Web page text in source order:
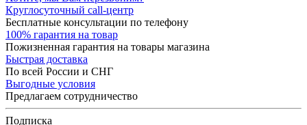
Круглосуточный call-центр
Бесплатные консультации по телефону
100% гарантия на товар
Пожизненная гарантия на товары магазина
Быстрая доставка
По всей России и СНГ
Выгодные условия
Предлагаем сотрудничество
Подписка